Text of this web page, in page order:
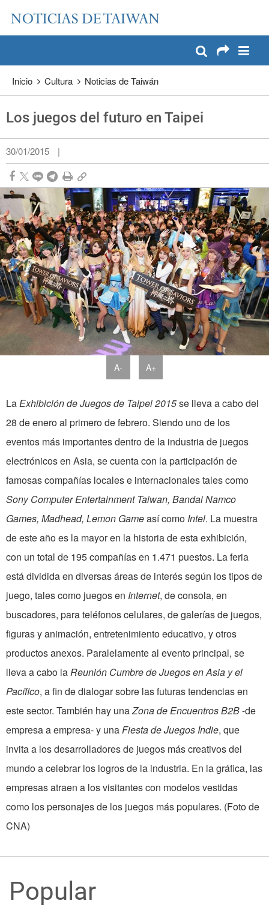
Pase a contenido principal
Inicio Cultura Noticias de Taiwán
Los juegos del futuro en Taipei
30/01/2015 |
A- A+
LaExhibición de Juegos de Taipei 2015se lleva a cabo del
28 de enero al primero de febrero. Siendo uno de los
eventos más importantes dentro de la industria de juegos
electrónicos en Asia, se cuenta con la participación de
famosas compañías locales e internacionales tales como
Sony Computer Entertainment Taiwan, Bandai Namco
Games, Madhead, Lemon Gameasí como Intel. La muestra
de este año es la mayor en la historia de esta exhibición,
con un total de 195 compañías en 1.471 puestos. La feria
está dividida en diversas áreas de interés según los tipos de
juego, tales como juegos en Internet, de consola, en
buscadores, para teléfonos celulares, de galerías de juegos,
figuras y animación, entretenimiento educativo, y otros
productos anexos. Paralelamente al evento principal, se
lleva a cabo laReunión Cumbre de Juegos en Asia y el
Pacífico, a fin de dialogar sobre las futuras tendencias en
este sector. También hay unaZona de Encuentros B2B-de
empresa a empresa- y unaFiesta de Juegos Indie, que
invita a los desarrolladores de juegos más creativos del
mundo a celebrar los logros de la industria. En la gráfica, las
empresas atraen a los visitantes con modelos vestidas
como los personajes de los juegos más populares. (Foto de
CNA)
Popular